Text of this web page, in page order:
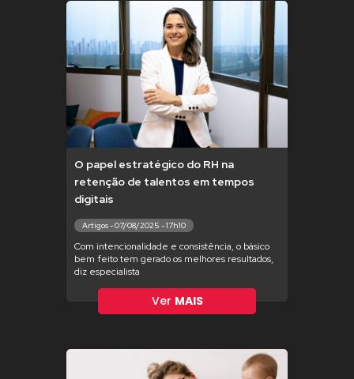
O papel estratégico do RH na
retenção de talentos em tempos
digitais
Artigos - 07/08/2025 - 17h10
Com intencionalidade e consistência, o básico
bem feito tem gerado os melhores resultados,
diz especialista
Ver MAIS